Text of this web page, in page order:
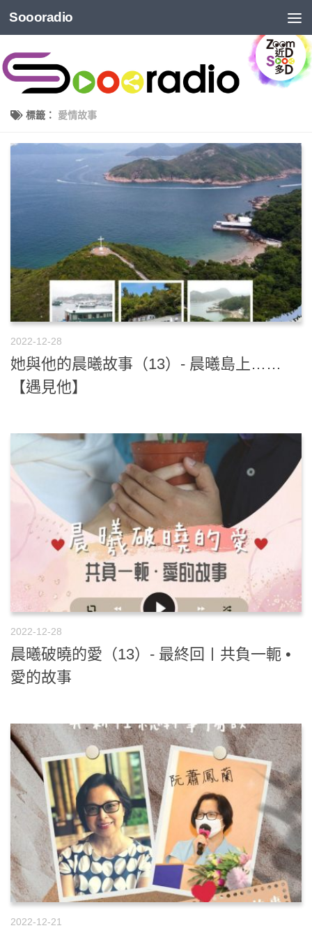
Soooradio
標籤： 愛情故事
2022-12-28
她與他的晨曦故事（13）- 晨曦島上……
【遇見他】
2022-12-28
晨曦破曉的愛（13）- 最終回〡共負一軛 •
愛的故事
2022-12-21